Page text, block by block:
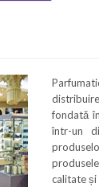
fondată
într-un
calitate și